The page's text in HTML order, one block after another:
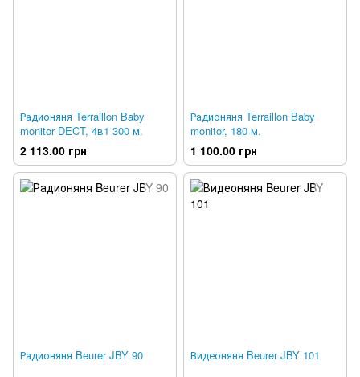
Радионяня Terraillon Baby
monitor DECT, 4в1 300 м.
2 113.00 грн
Радионяня Terraillon Baby
monitor, 180 м.
1 100.00 грн
Радионяня Beurer JBY 90 Видеоняня Beurer JBY 101